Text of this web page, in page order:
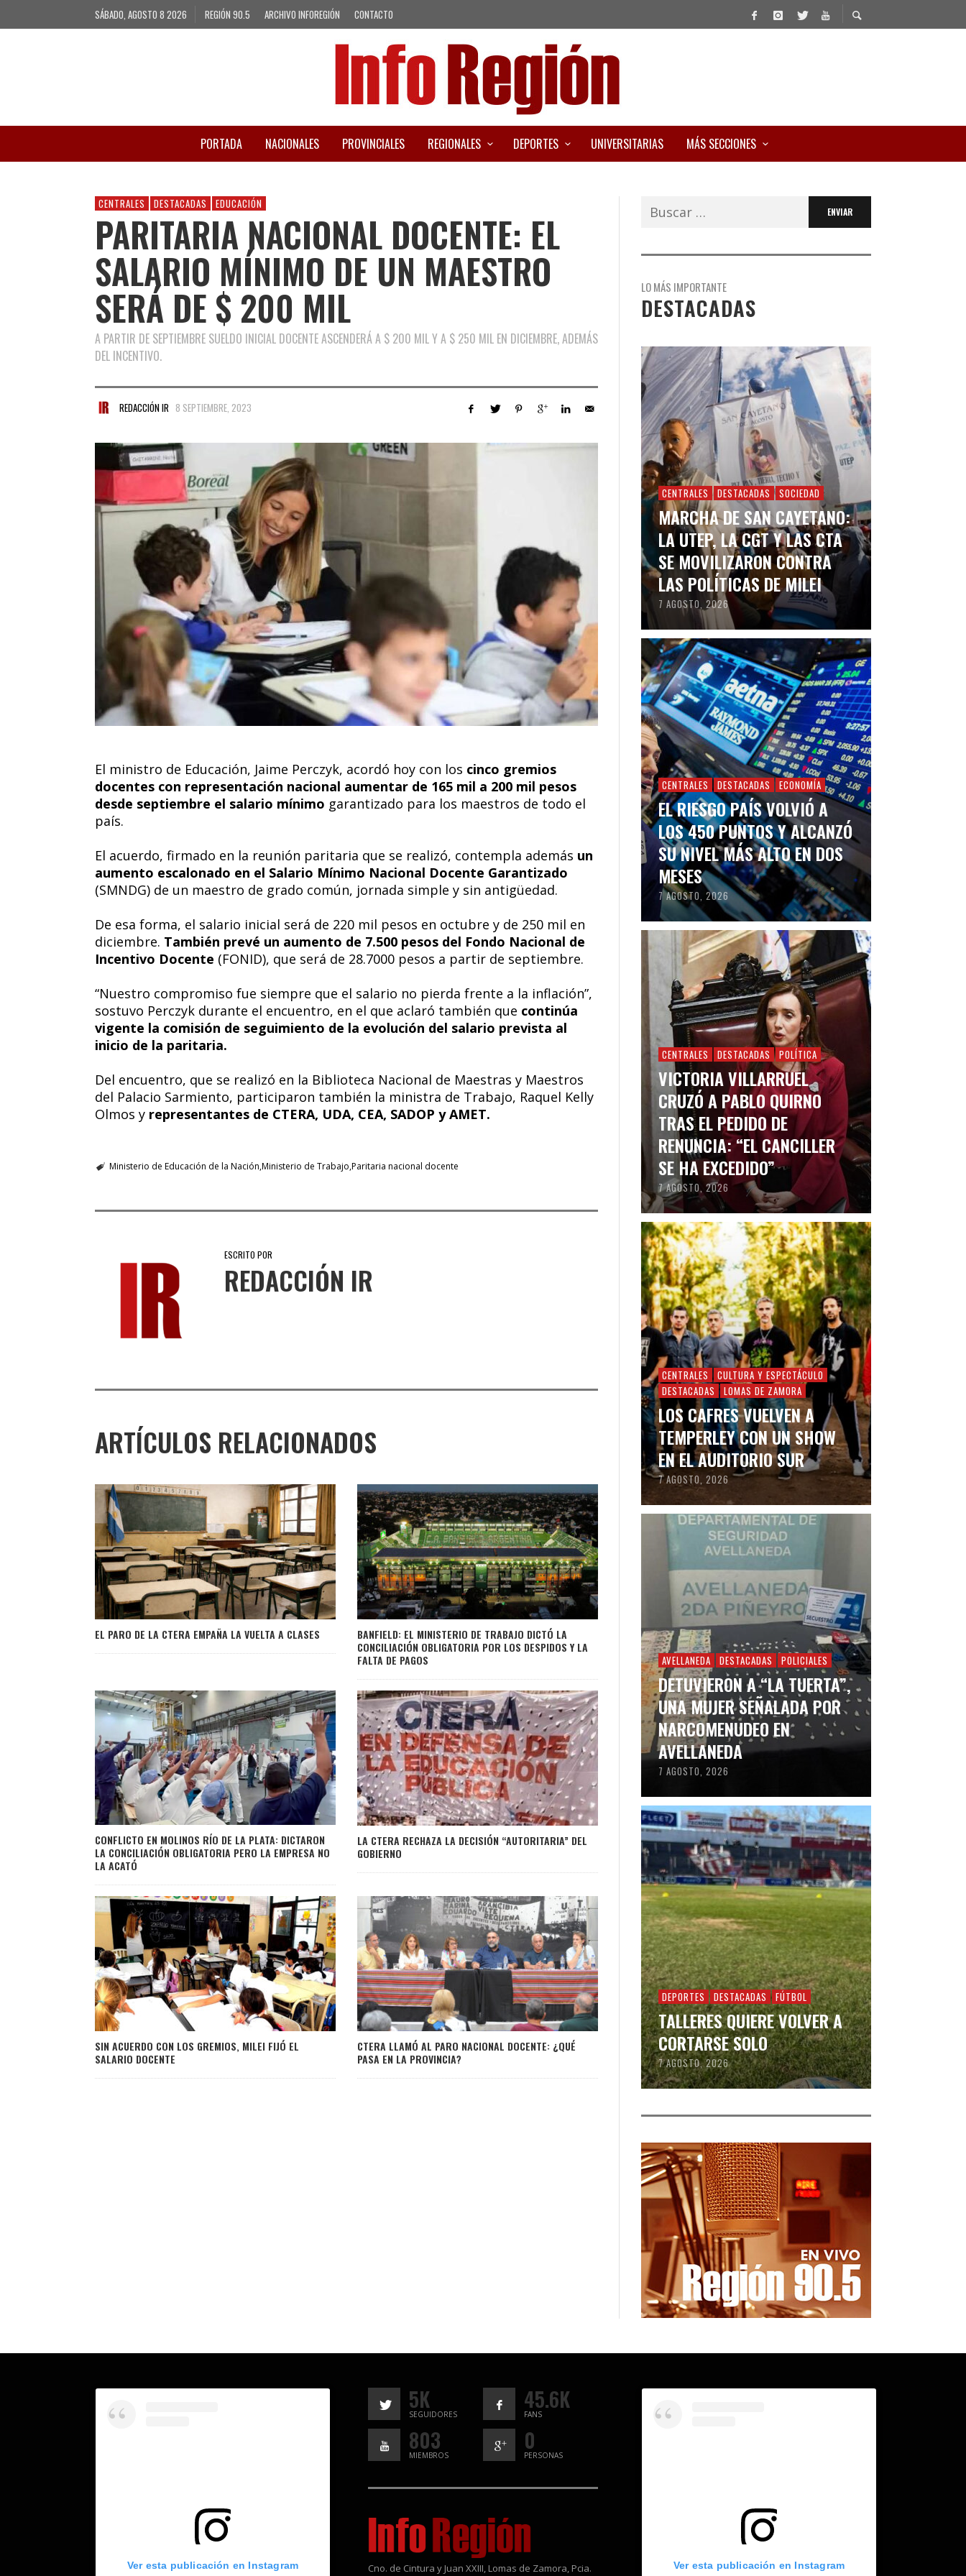
SÁBADO, AGOSTO 8 2026 REGIÓN 90.5 ARCHIVO INFOREGIÓN CONTACTO
PORTADA NACIONALES PROVINCIALES REGIONALES DEPORTES UNIVERSITARIAS MÁS SECCIONES
CENTRALES DESTACADAS EDUCACIÓN
PARITARIA NACIONAL DOCENTE: EL
SALARIO MÍNIMO DE UN MAESTRO
SERÁ DE $ 200 MIL
A PARTIR DE SEPTIEMBRE SUELDO INICIAL DOCENTE ASCENDERÁ A $ 200 MIL Y A $ 250 MIL EN DICIEMBRE, ADEMÁS
DEL INCENTIVO.
REDACCIÓN IR 8 SEPTIEMBRE, 2023
El ministro de Educación, Jaime Perczyk, acordó hoy con los cinco gremios
docentes con representación nacional aumentar de 165 mil a 200 mil pesos
desde septiembre el salario mínimo garantizado para los maestros de todo el
país.
El acuerdo, firmado en la reunión paritaria que se realizó, contempla además un
aumento escalonado en el Salario Mínimo Nacional Docente Garantizado
(SMNDG) de un maestro de grado común, jornada simple y sin antigüedad.
De esa forma, el salario inicial será de 220 mil pesos en octubre y de 250 mil en
diciembre. También prevé un aumento de 7.500 pesos del Fondo Nacional de
Incentivo Docente (FONID), que será de 28.7000 pesos a partir de septiembre.
“Nuestro compromiso fue siempre que el salario no pierda frente a la inflación”,
sostuvo Perczyk durante el encuentro, en el que aclaró también que continúa
vigente la comisión de seguimiento de la evolución del salario prevista al
inicio de la paritaria.
Del encuentro, que se realizó en la Biblioteca Nacional de Maestras y Maestros
del Palacio Sarmiento, participaron también la ministra de Trabajo, Raquel Kelly
Olmos y representantes de CTERA, UDA, CEA, SADOP y AMET.
Ministerio de Educación de la Nación Ministerio de Trabajo Paritaria nacional docente
ESCRITO POR
REDACCIÓN IR
ARTÍCULOS RELACIONADOS
EL PARO DE LA CTERA EMPAÑA LA VUELTA A CLASES
BANFIELD: EL MINISTERIO DE TRABAJO DICTÓ LA
CONCILIACIÓN OBLIGATORIA POR LOS DESPIDOS Y LA
FALTA DE PAGOS
CONFLICTO EN MOLINOS RÍO DE LA PLATA: DICTARON
LA CONCILIACIÓN OBLIGATORIA PERO LA EMPRESA NO
LA ACATÓ
LA CTERA RECHAZA LA DECISIÓN “AUTORITARIA” DEL
GOBIERNO
SIN ACUERDO CON LOS GREMIOS, MILEI FIJÓ EL
SALARIO DOCENTE
CTERA LLAMÓ AL PARO NACIONAL DOCENTE: ¿QUÉ
PASA EN LA PROVINCIA?
Buscar:
LO MÁS IMPORTANTE
DESTACADAS
CENTRALES DESTACADAS SOCIEDAD
MARCHA DE SAN CAYETANO:
LA UTEP, LA CGT Y LAS CTA
SE MOVILIZARON CONTRA
LAS POLÍTICAS DE MILEI
7 AGOSTO, 2026
CENTRALES DESTACADAS ECONOMÍA
EL RIESGO PAÍS VOLVIÓ A
LOS 450 PUNTOS Y ALCANZÓ
SU NIVEL MÁS ALTO EN DOS
MESES
7 AGOSTO, 2026
CENTRALES DESTACADAS POLÍTICA
VICTORIA VILLARRUEL
CRUZÓ A PABLO QUIRNO
TRAS EL PEDIDO DE
RENUNCIA: “EL CANCILLER
SE HA EXCEDIDO”
7 AGOSTO, 2026
CENTRALES
CULTURA Y ESPECTÁCULO
DESTACADAS
LOMAS DE ZAMORA
LOS CAFRES VUELVEN A
TEMPERLEY CON UN SHOW
EN EL AUDITORIO SUR
7 AGOSTO, 2026
AVELLANEDA DESTACADAS POLICIALES
DETUVIERON A “LA TUERTA”,
UNA MUJER SEÑALADA POR
NARCOMENUDEO EN
AVELLANEDA
7 AGOSTO, 2026
DEPORTES DESTACADAS FÚTBOL
TALLERES QUIERE VOLVER A
CORTARSE SOLO
7 AGOSTO, 2026
Ver esta publicación en Instagram
5K
SEGUIDORES
45.6K
FANS
803
MIEMBROS
0
PERSONAS
Cno. de Cintura y Juan XXIII, Lomas de Zamora, Pcia. Ver esta publicación en Instagram